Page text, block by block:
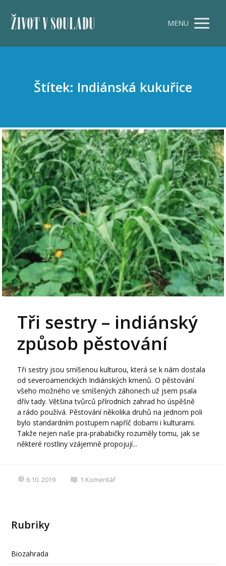
ŽIVOT V SOULADU MENU
Štítek: Indiánská kukuřice
Tři sestry – indiánský
způsob pěstování
Tři sestry jsou smíšenou kulturou, která se k nám dostala
od severoamerických Indiánských kmenů. O pěstování
všeho možného ve smíšených záhonech už jsem psala
dřív tady. Většina tvůrců přírodních zahrad ho úspěšně
a rádo používá. Pěstování několika druhů na jednom poli
bylo standardním postupem napříč dobami i kulturami.
Takže nejen naše pra-prababičky rozuměly tomu, jak se
některé rostliny vzájemně propojují...
6.10. 2019 1 Komentář
Rubriky
Biozahrada